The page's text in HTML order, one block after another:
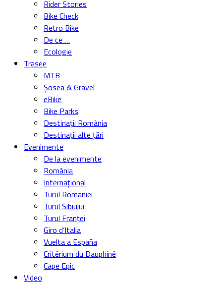
Rider Stories
Bike Check
Retro Bike
De ce …
Ecologie
Trasee
MTB
Șosea & Gravel
eBike
Bike Parks
Destinații România
Destinații alte țări
Evenimente
De la evenimente
România
Internațional
Turul Romaniei
Turul Sibiului
Turul Franței
Giro d’Italia
Vuelta a España
Critérium du Dauphiné
Cape Epic
Video